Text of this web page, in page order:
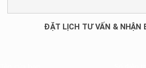
ĐẶT LỊCH TƯ VẤN & NHẬN